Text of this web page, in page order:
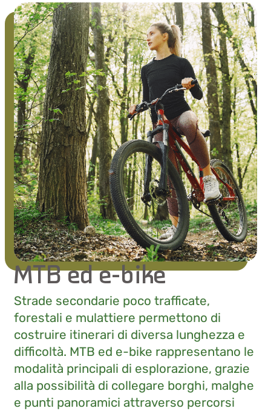
MTB ed e-bike
Strade secondarie poco trafficate,
forestali e mulattiere permettono di
costruire itinerari di diversa lunghezza e
difficoltà. MTB ed e-bike rappresentano le
modalità principali di esplorazione, grazie
alla possibilità di collegare borghi, malghe
e punti panoramici attraverso percorsi